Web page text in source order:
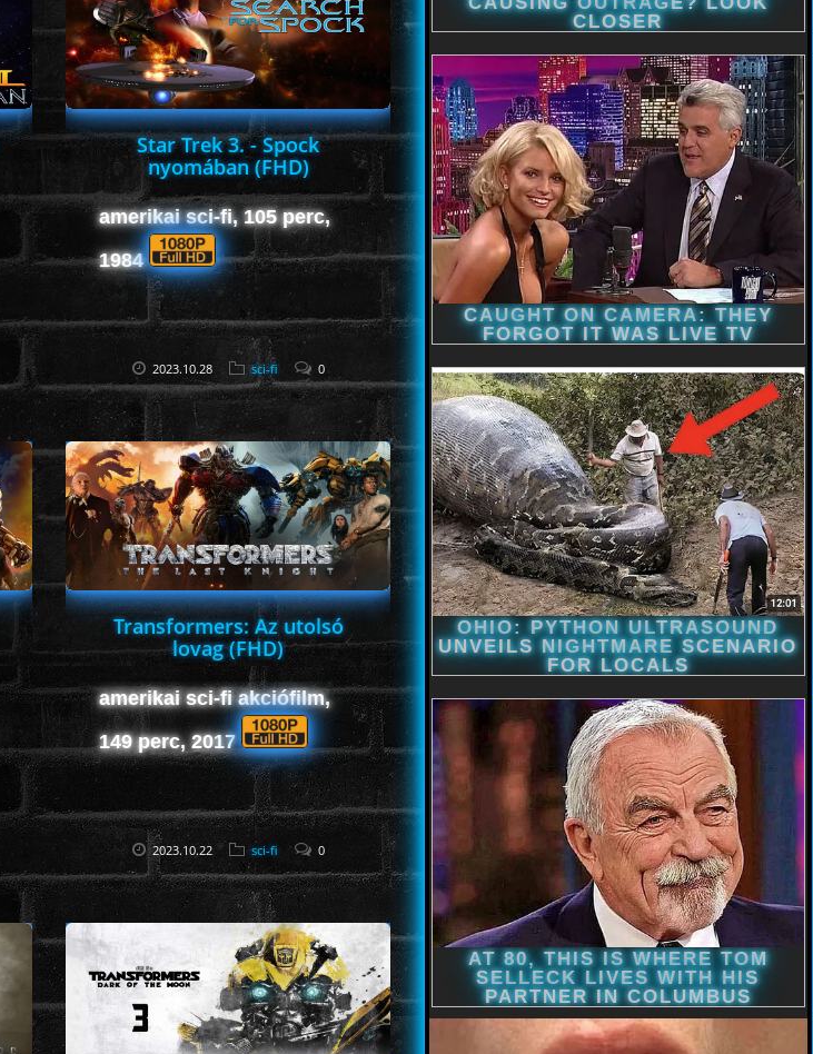
Star Trek 3. - Spock
nyomában (FHD)
amerikai sci-fi, 105 perc,
1984
2023.10.28 sci-fi 0
Transformers: Az utolsó
lovag (FHD)
amerikai sci-fi akciófilm,
149 perc, 2017
2023.10.22 sci-fi 0